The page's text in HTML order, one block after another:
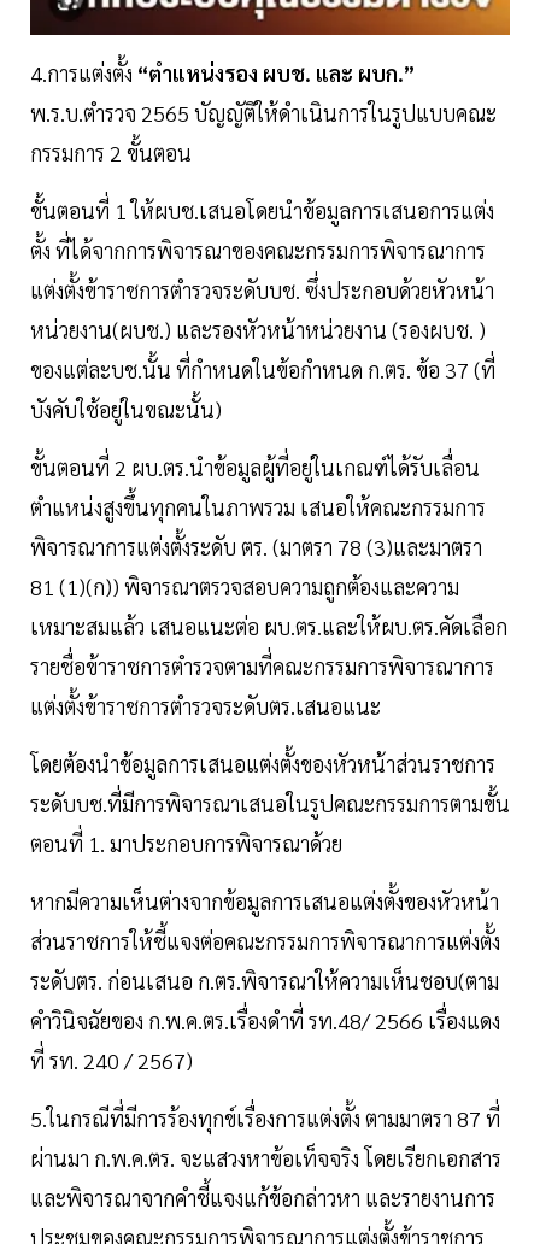
4.การแต่งตั้ง “ตำแหน่งรอง ผบช. และ ผบก.”
พ.ร.บ.ตำรวจ 2565 บัญญัติให้ดำเนินการในรูปแบบคณะ
กรรมการ 2 ขั้นตอน
ขั้นตอนที่ 1 ให้ผบช.เสนอโดยนำข้อมูลการเสนอการแต่ง
ตั้ง ที่ได้จากการพิจารณาของคณะกรรมการพิจารณาการ
แต่งตั้งข้าราชการตำรวจระดับบช. ซึ่งประกอบด้วยหัวหน้า
หน่วยงาน(ผบช.) และรองหัวหน้าหน่วยงาน (รองผบช. )
ของแต่ละบช.นั้น ที่กำหนดในข้อกำหนด ก.ตร. ข้อ 37 (ที่
บังคับใช้อยู่ในขณะนั้น)
ขั้นตอนที่ 2 ผบ.ตร.นำข้อมูลผู้ที่อยู่ในเกณฑ์ได้รับเลื่อน
ตำแหน่งสูงขึ้นทุกคนในภาพรวม เสนอให้คณะกรรมการ
พิจารณาการแต่งตั้งระดับ ตร. (มาตรา 78 (3)และมาตรา
81 (1)(ก)) พิจารณาตรวจสอบความถูกต้องและความ
เหมาะสมแล้ว เสนอแนะต่อ ผบ.ตร.และให้ผบ.ตร.คัดเลือก
รายชื่อข้าราชการตำรวจตามที่คณะกรรมการพิจารณาการ
แต่งตั้งข้าราชการตำรวจระดับตร.เสนอแนะ
โดยต้องนำข้อมูลการเสนอแต่งตั้งของหัวหน้าส่วนราชการ
ระดับบช.ที่มีการพิจารณาเสนอในรูปคณะกรรมการตามขั้น
ตอนที่ 1. มาประกอบการพิจารณาด้วย
หากมีความเห็นต่างจากข้อมูลการเสนอแต่งตั้งของหัวหน้า
ส่วนราชการให้ชี้แจงต่อคณะกรรมการพิจารณาการแต่งตั้ง
ระดับตร. ก่อนเสนอ ก.ตร.พิจารณาให้ความเห็นชอบ(ตาม
คำวินิจฉัยของ ก.พ.ค.ตร.เรื่องดำที่ รท.48/ 2566 เรื่องแดง
ที่ รท. 240 / 2567)
5.ในกรณีที่มีการร้องทุกข์เรื่องการแต่งตั้ง ตามมาตรา 87 ที่
ผ่านมา ก.พ.ค.ตร. จะแสวงหาข้อเท็จจริง โดยเรียกเอกสาร
และพิจารณาจากคำชี้แจงแก้ข้อกล่าวหา และรายงานการ
ประชุมของคณะกรรมการพิจารณาการแต่งตั้งข้าราชการ